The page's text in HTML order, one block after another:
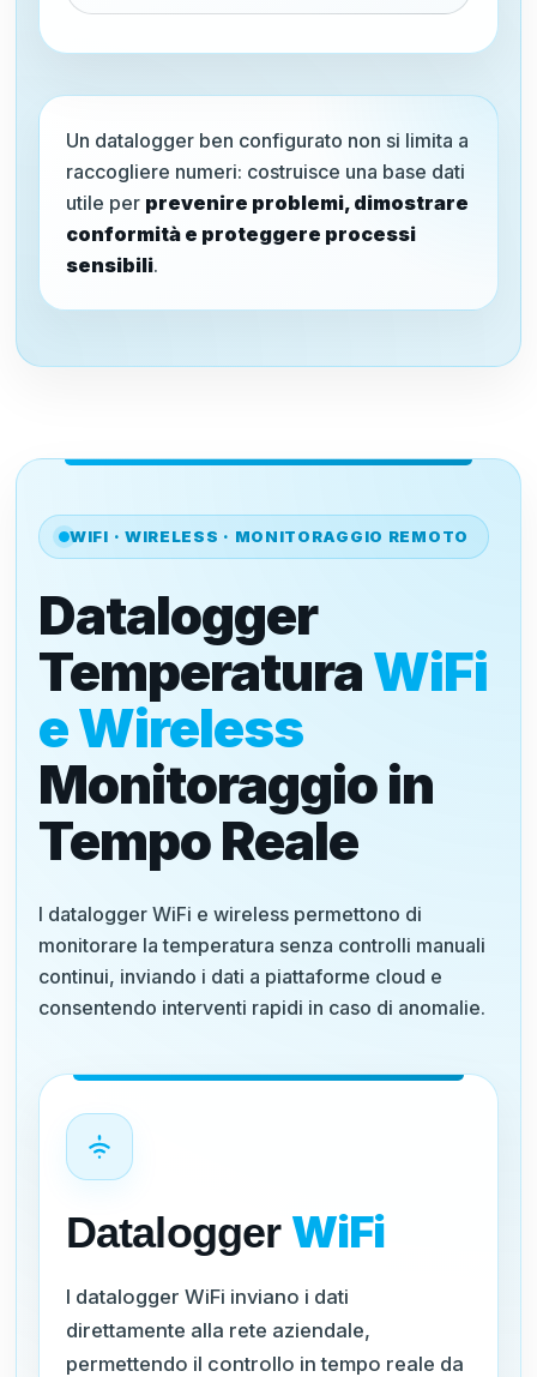
Un datalogger ben configurato non si limita a
raccogliere numeri: costruisce una base dati
utile per prevenire problemi, dimostrare
conformità e proteggere processi
sensibili.
WIFI · WIRELESS · MONITORAGGIO REMOTO
Datalogger
TemperaturaWiFi
e Wireless
Monitoraggio in
Tempo Reale
I datalogger WiFi e wireless permettono di
monitorare la temperatura senza controlli manuali
continui, inviando i dati a piattaforme cloud e
consentendo interventi rapidi in caso di anomalie.
Datalogger WiFi
I datalogger WiFi inviano i dati
direttamente alla rete aziendale,
permettendo il controllo in tempo reale da